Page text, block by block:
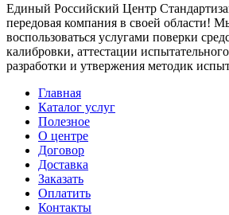
Единый Российский Центр
передовая компания в своей области!
воспользоваться услугами поверки
калибровки, аттестации
разработки и утвержения методик
Главная
Каталог услуг
Полезное
О центре
Договор
Доставка
Заказать
Оплатить
Контакты